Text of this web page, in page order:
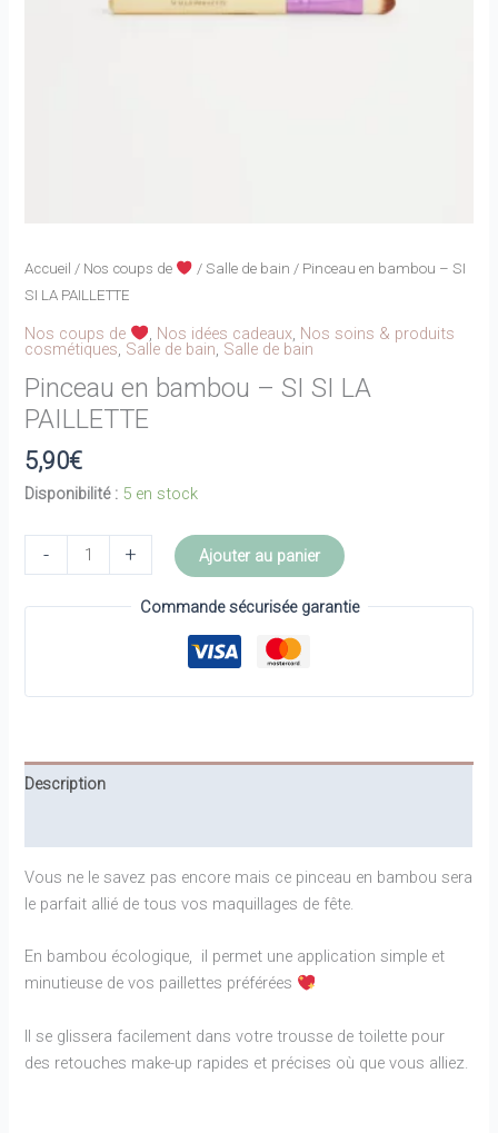
Accueil / Nos coups de / Salle de bain / Pinceau en bambou – SI
SI LA PAILLETTE
Nos coups de , Nos idées cadeaux, Nos soins & produits
cosmétiques, Salle de bain, Salle de bain
Pinceau en bambou – SI SI LA
PAILLETTE
5,90€
Disponibilité : 5 en stock
-
de
LA
PAILLETTE
+ Ajouter au panier
Commande sécurisée garantie
Description
Vous ne le savez pas encore mais ce pinceau en bambou sera
le parfait allié de tous vos maquillages de fête.
En bambou écologique, il permet une application simple et
minutieuse de vos paillettes préférées
Il se glissera facilement dans votre trousse de toilette pour
des retouches make-up rapides et précises où que vous alliez.